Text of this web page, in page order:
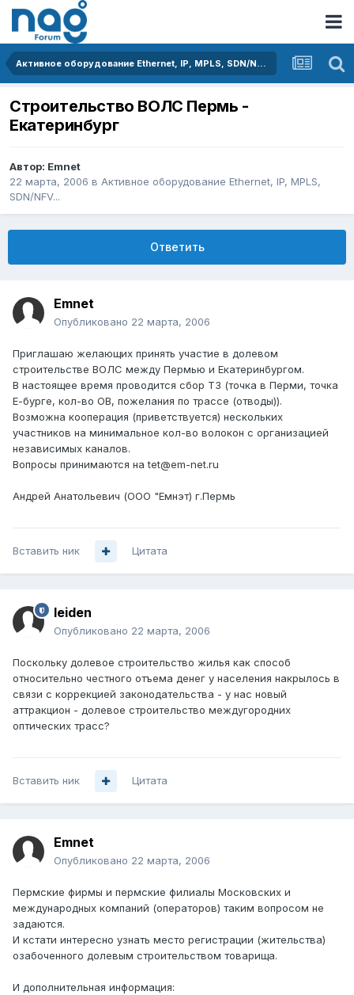
Активное оборудование Ethernet, IP, MPLS, SDN/NFV...
Строительство ВОЛС Пермь -
Екатеринбург
Автор: Emnet
22 марта, 2006 в Активное оборудование Ethernet, IP, MPLS,
SDN/NFV...
Ответить
Emnet
Опубликовано 22 марта, 2006
Приглашаю желающих принять участие в долевом
строительстве ВОЛС между Пермью и Екатеринбургом.
В настоящее время проводится сбор ТЗ (точка в Перми, точка
Е-бурге, кол-во ОВ, пожелания по трассе (отводы)).
Возможна кооперация (приветствуется) нескольких
участников на минимальное кол-во волокон с организацией
независимых каналов.
Вопросы принимаются на tet@em-net.ru
Андрей Анатольевич (ООО "Емнэт) г.Пермь
Вставить ник Цитата
leiden
Опубликовано 22 марта, 2006
Поскольку долевое строительство жилья как способ
относительно честного отъема денег у населения накрылось в
связи с коррекцией законодательства - у нас новый
аттракцион - долевое строительство междугородних
оптических трасс?
Вставить ник Цитата
Emnet
Опубликовано 22 марта, 2006
Пермские фирмы и пермские филиалы Московских и
международных компаний (операторов) таким вопросом не
задаются.
И кстати интересно узнать место регистрации (жительства)
озабоченного долевым строительством товарища.
И дополнительная информация: